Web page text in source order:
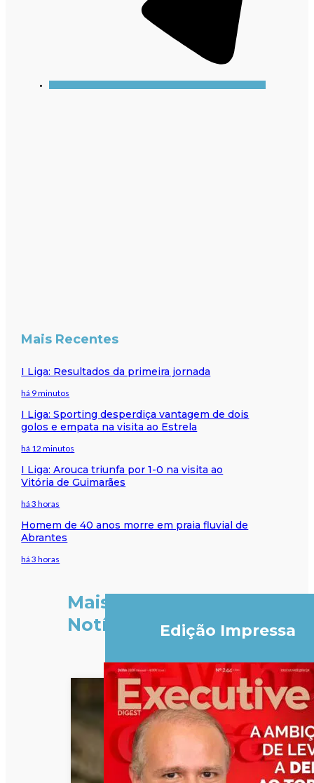
Mais Recentes
I Liga: Resultados da primeira jornada
há 9 minutos
I Liga: Sporting desperdiça vantagem de dois
golos e empata na visita ao Estrela
há 12 minutos
I Liga: Arouca triunfa por 1-0 na visita ao
Vitória de Guimarães
há 3 horas
Homem de 40 anos morre em praia fluvial de
Abrantes
há 3 horas
Mais
Notícias
Edição Impressa